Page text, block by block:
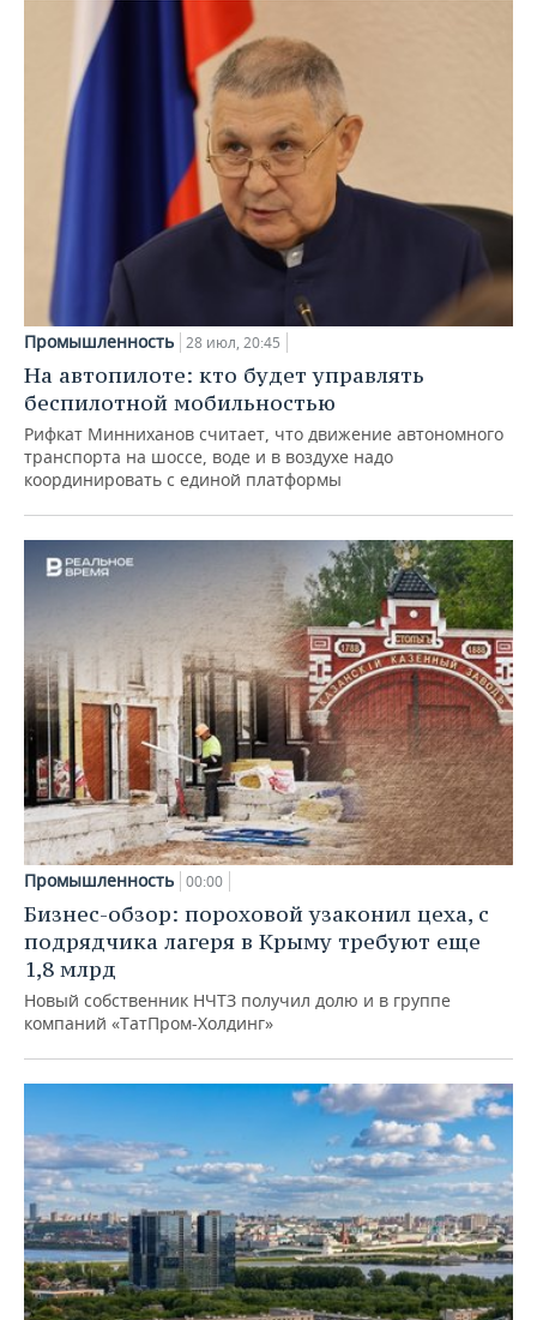
Промышленность 28 июл, 20:45
На автопилоте: кто будет управлять
беспилотной мобильностью
Рифкат Минниханов считает, что движение автономного
транспорта на шоссе, воде и в воздухе надо
координировать с единой платформы
Промышленность 00:00
Бизнес-обзор: пороховой узаконил цеха, с
подрядчика лагеря в Крыму требуют еще
1,8 млрд
Новый собственник НЧТЗ получил долю и в группе
компаний «ТатПром-Холдинг»